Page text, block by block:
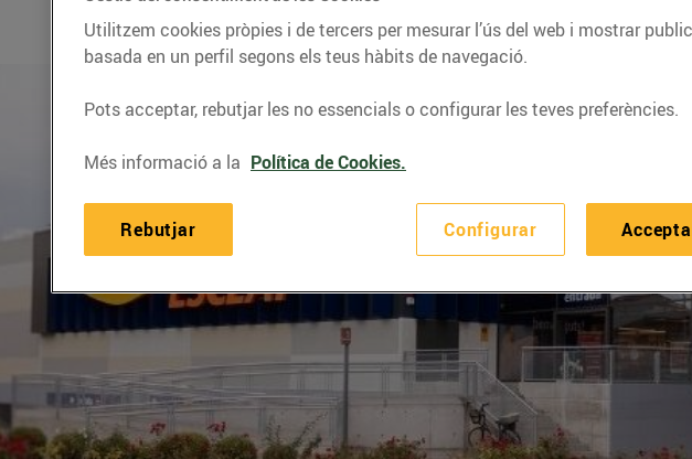
Utilitzem cookies pròpies i de tercers per mesurar l’ús del web i mostrar
basada en un perfil segons els teus hàbits de navegació.
Pots acceptar, rebutjar les no essencials o configurar les teves preferències.
Més informació a la Política de Cookies.
Configurar
Rebutjar